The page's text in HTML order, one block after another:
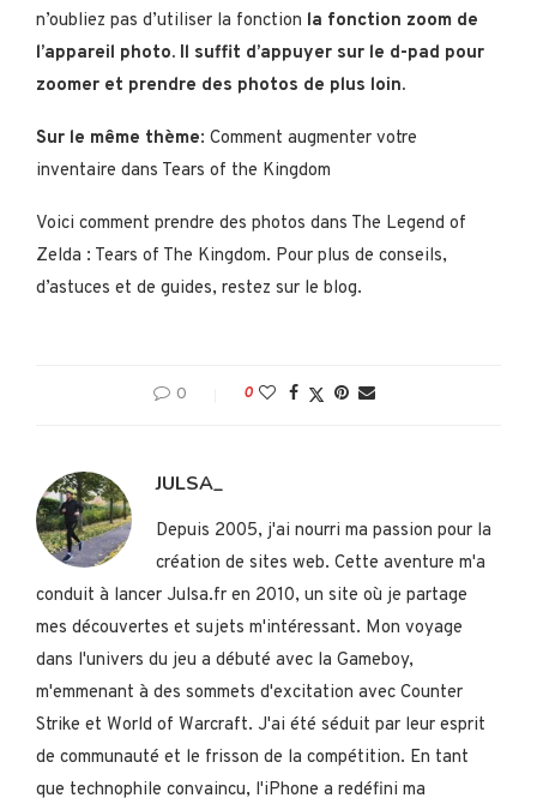
n’oubliez pas d’utiliser la fonction la fonction zoom de
l’appareil photo. Il suffit d’appuyer sur le d-pad pour
zoomer et prendre des photos de plus loin.
Sur le même thème: Comment augmenter votre
inventaire dans Tears of the Kingdom
Voici comment prendre des photos dans The Legend of
Zelda : Tears of The Kingdom. Pour plus de conseils,
d’astuces et de guides, restez sur le blog.
0 0
JULSA_
Depuis 2005, j'ai nourri ma passion pour la
création de sites web. Cette aventure m'a
conduit à lancer Julsa.fr en 2010, un site où je partage
mes découvertes et sujets m'intéressant. Mon voyage
dans l'univers du jeu a débuté avec la Gameboy,
m'emmenant à des sommets d'excitation avec Counter
Strike et World of Warcraft. J'ai été séduit par leur esprit
de communauté et le frisson de la compétition. En tant
que technophile convaincu, l'iPhone a redéfini ma